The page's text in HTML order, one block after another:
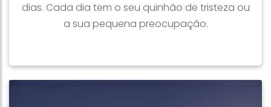
dias. Cada dia tem o seu quinhão de tristeza ou
a sua pequena preocupação.